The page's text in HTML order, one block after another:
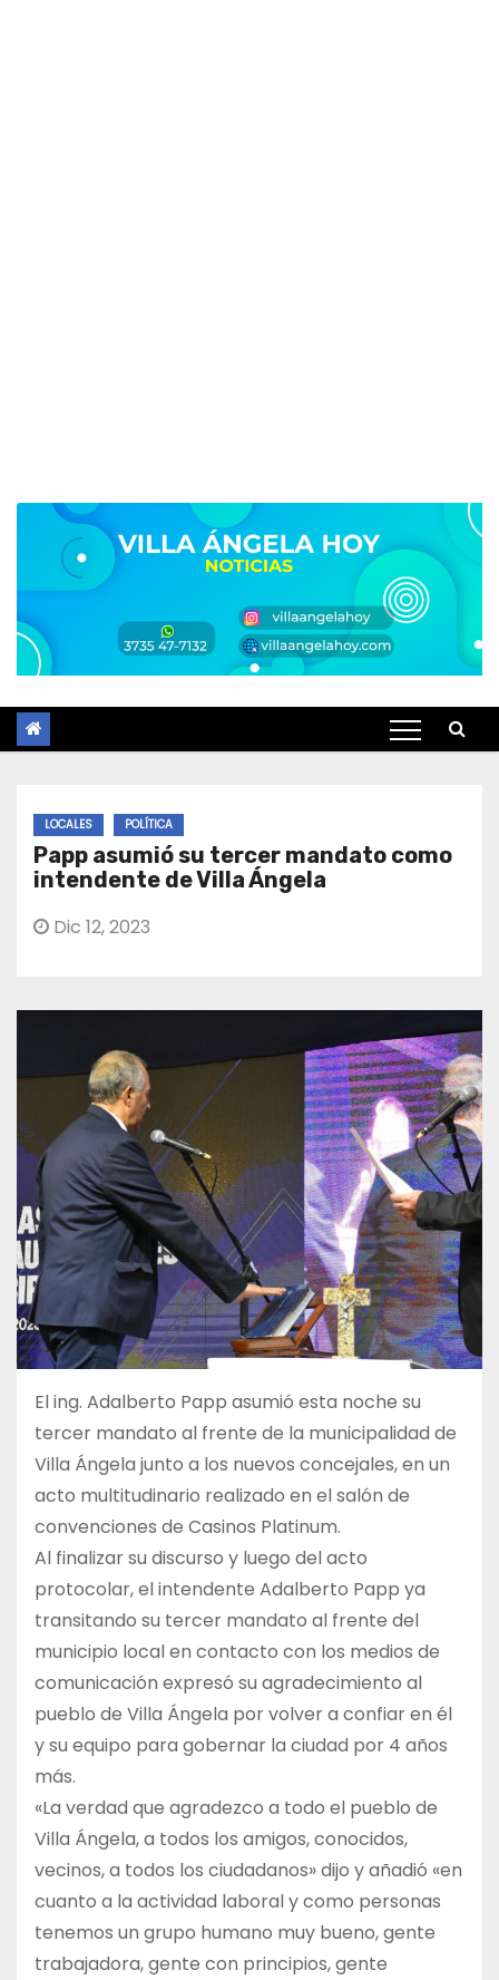
LOCALES POLÍTICA
Papp asumió su tercer mandato como
intendente de Villa Ángela
Dic 12, 2023
El ing. Adalberto Papp asumió esta noche su
tercer mandato al frente de la municipalidad de
Villa Ángela junto a los nuevos concejales, en un
acto multitudinario realizado en el salón de
convenciones de Casinos Platinum.
Al finalizar su discurso y luego del acto
protocolar, el intendente Adalberto Papp ya
transitando su tercer mandato al frente del
municipio local en contacto con los medios de
comunicación expresó su agradecimiento al
pueblo de Villa Ángela por volver a confiar en él
y su equipo para gobernar la ciudad por 4 años
más.
«La verdad que agradezco a todo el pueblo de
Villa Ángela, a todos los amigos, conocidos,
vecinos, a todos los ciudadanos» dijo y añadió «en
cuanto a la actividad laboral y como personas
tenemos un grupo humano muy bueno, gente
trabajadora, gente con principios, gente